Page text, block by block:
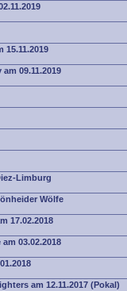
15.11.2019
09.11.2019
Limburg
Wölfe
17.02.2018
03.02.2018
am 12.11.2017 (Pokal)